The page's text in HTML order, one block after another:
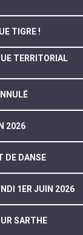
TIGRE !
TERRITORIAL
2026
DE DANSE
1ER JUIN 2026
SARTHE